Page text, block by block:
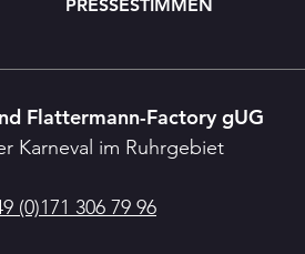
PRESSESTIMMEN
Flattermann-Factory gUG
Karneval im Ruhrgebiet
(0)171 306 79 96